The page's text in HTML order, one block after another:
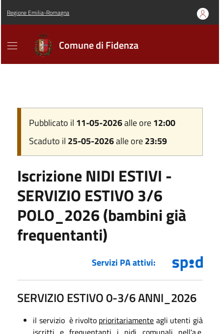
Regione Emilia-Romagna
Comune di Fidenza
Pubblicato il 11-05-2026alle ore12:00
Scaduto il 25-05-2026alle ore23:59
Iscrizione NIDI ESTIVI -
SERVIZIO ESTIVO 3/6
POLO_2026 (bambini già
frequentanti)
Servizi PA attivi:
SERVIZIO ESTIVO 0-3/6 ANNI_2026
il servizio è rivolto prioritariamente agli utenti già